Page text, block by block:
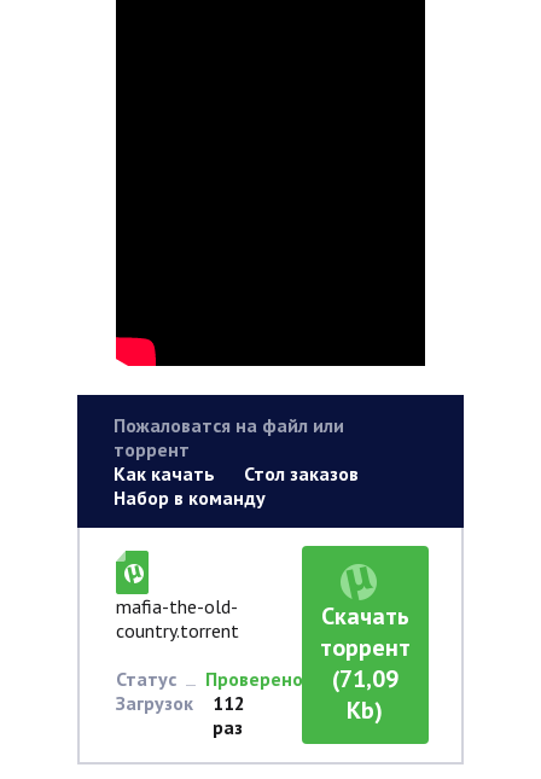
Пожаловатся на файл или
торрент
Как качать
Стол заказов
Набор в команду
mafia-the-old-
country.torrent
Статус
Проверено
Загрузок
112
раз
Скачать
торрент
(71,09
Kb)